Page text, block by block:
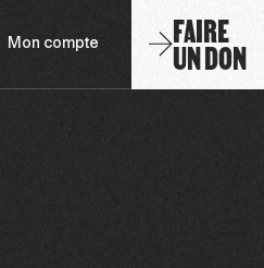
Mon compte FAIRE
UN DON